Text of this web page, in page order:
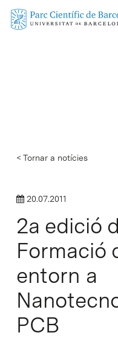
Skip
< Tornar a notícies
20.07.2011
2a edició
Formació
entorn a
PCB